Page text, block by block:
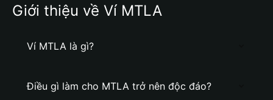
Giới thiệu về Ví MTLA
Ví MTLA là gì?
Điều gì làm cho MTLA trở nên độc đáo?